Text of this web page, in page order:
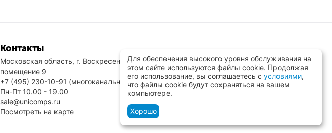
Контакты
Московская область, г. Воскресенск, ул.Заводская д.8 стр.1
помещение 9
+7 (495) 230-10-91 (многоканальный)
Пн-Пт 10.00 - 19.00
sale@unicomps.ru
Посмотреть на карте
Для обеспечения высокого уровня обслуживания на
этом сайте используются файлы cookie. Продолжая
его использование, вы соглашаетесь с условиями,
что файлы cookie будут сохраняться на вашем
компьютере.
Хорошо